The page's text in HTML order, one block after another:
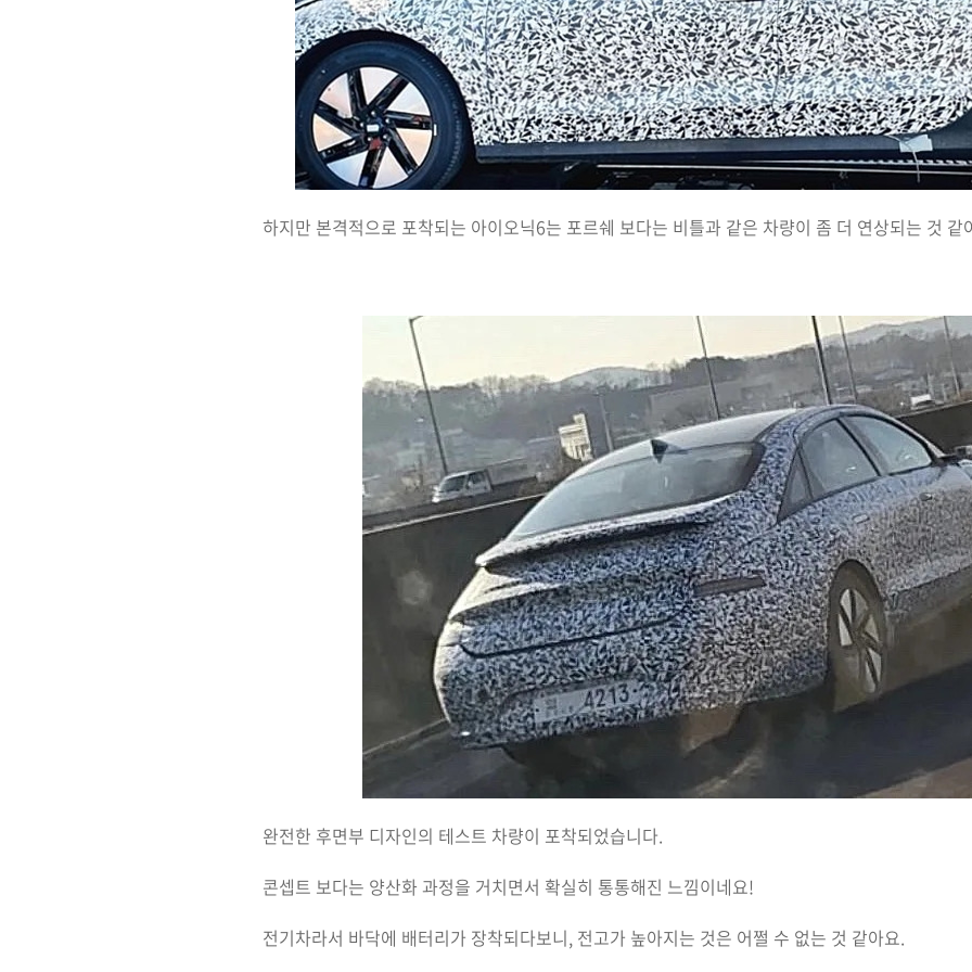
하지만 본격적으로 포착되는 아이오닉6는 포르쉐 보다는 비틀과 같은 차량이 좀 더 연상되는 것 같
완전한 후면부 디자인의 테스트 차량이 포착되었습니다.
콘셉트 보다는 양산화 과정을 거치면서 확실히 통통해진 느낌이네요!
전기차라서 바닥에 배터리가 장착되다보니, 전고가 높아지는 것은 어쩔 수 없는 것 같아요.